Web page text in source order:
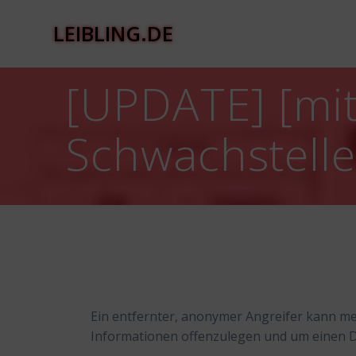
LEIBLING.DE
[UPDATE]
Ein entfernter, anonymer Angreifer kann
Informationen offenzulegen und um einen